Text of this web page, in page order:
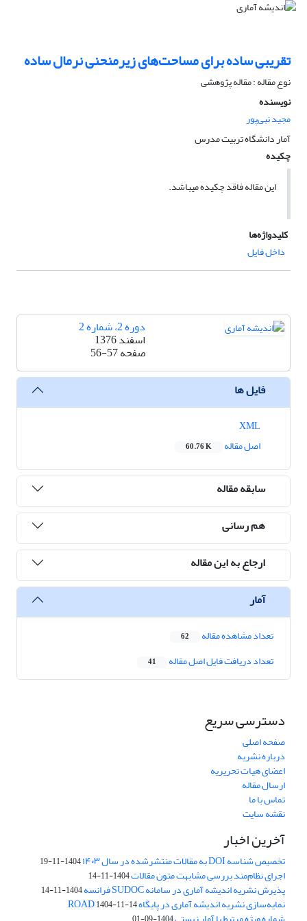
تقریبی ساده برای مساحت‌های زیرمنحنی نرمال ساده
نوع مقاله : مقاله پژوهشی
نویسنده
مجید نبی‌پور
آمار دانشگاه تربیت مدرس
چکیده
این مقاله فاقد چکیده می​باشد.
کلیدواژه‌ها
داخل فایل
دوره 2، شماره 2
اسفند 1376
صفحه56-57
فایل ها
اصل مقاله
60.76 K
سابقه مقاله
هم رسانی
ارجاع به این مقاله
آمار
تعداد مشاهده مقاله 62
تعداد دریافت فایل اصل مقاله 41
دسترسی سریع
صفحه اصلی
درباره نشریه
اعضای هیات تحریریه
ارسال مقاله
تماس با ما
نقشه سایت
آخرین اخبار
تخصیص شناسه DOI به مقالات منتشرشده در سال ۱۴۰۳ 1404-11-19
اجرای نظام‌مند بررسی مشابهت متون مقالات1404-11-14
پذیرش نشریه اندیشه آماری در سامانه SUDOC فرانسه 1404-11-14
نمایه‌سازی نشریه اندیشه آماری در پایگاه ROAD1404-11-14